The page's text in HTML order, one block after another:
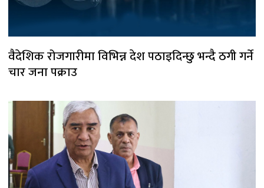
वैदेशिक रोजगारीमा विभिन्न देश पठाइदिन्छु भन्दै ठगी गर्ने
चार जना पक्राउ